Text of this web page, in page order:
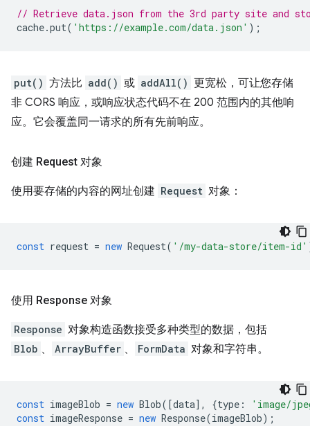
// Retrieve data.json from the 3rd party site and
cache.put( 'https://example.com/data.json' );
put() 方法比 add() 或 addAll() 更宽松，可让您存储
非 CORS 响应，或响应状态代码不在 200 范围内的其他响
应。它会覆盖同一请求的所有先前响应。
创建 Request 对象
使用要存储的内容的网址创建 Request 对象：
const request = new Request( '/my-data-store/item-id'
使用 Response 对象
Response 对象构造函数接受多种类型的数据，包括
Blob 、 ArrayBuffer 、 FormData 对象和字符串。
const imageBlob = new Blob([data], {type :
'image/
const imageResponse = new Response(imageBlob);